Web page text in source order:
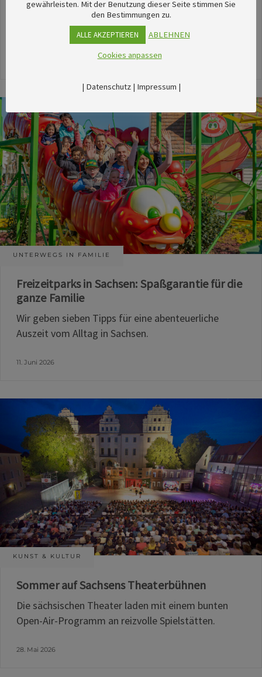
stimmungsvolle Veranstaltungen im August
herausgesucht.
UNTERWEGS IN FAMILIE
Freizeitparks in Sachsen: Spaßgarantie für die
ganze Familie
Wir geben sieben Tipps für eine abenteuerliche
Auszeit vom Alltag in Sachsen.
11. Juni 2026
KUNST & KULTUR
Sommer auf Sachsens Theaterbühnen
Die sächsischen Theater laden mit einem bunten
Open-Air-Programm an reizvolle Spielstätten.
28. Mai 2026
gewährleisten. Mit der Benutzung dieser Seite stimmen Sie
den Bestimmungen zu.
ALLE AKZEPTIEREN
ABLEHNEN
Cookies anpassen
| Datenschutz| Impressum |